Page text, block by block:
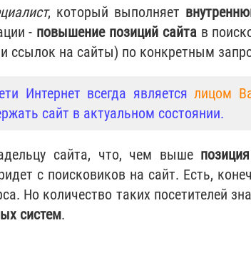
, который выполняет
- повышение позиций сайтав
ссылок на сайты) по конкретным
Интернет всегда являетсялицом
сайт в актуальном состоянии.
сайта, что, чем выше
с поисковиков на сайт. Есть,
Но количество таких посетителей
систем.